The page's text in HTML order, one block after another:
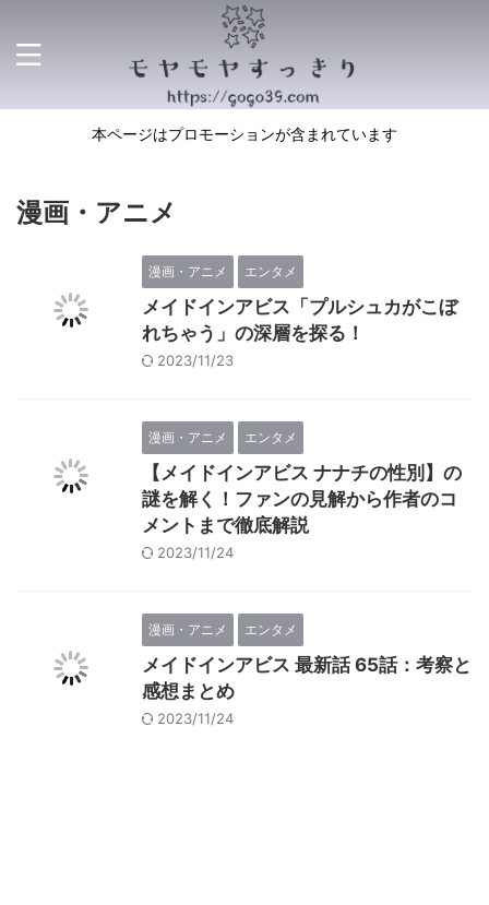
本ページはプロモーションが含まれています
漫画・アニメ
漫画・アニメ エンタメ
メイドインアビス「プルシュカがこぼ
れちゃう」の深層を探る！
2023/11/23
漫画・アニメ エンタメ
【メイドインアビス ナナチの性別】の
謎を解く！ファンの見解から作者のコ
メントまで徹底解説
2023/11/24
漫画・アニメ エンタメ
メイドインアビス 最新話 65話：考察と
感想まとめ
2023/11/24